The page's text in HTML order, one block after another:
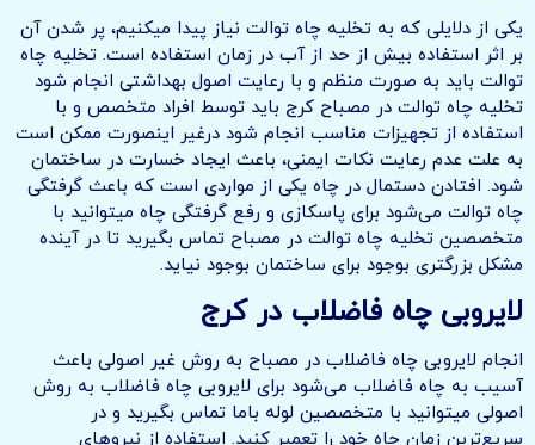
یکی از دلایلی که به تخلیه چاه توالت نیاز پیدا میکنیم، پر شدن آن
بر اثر استفاده بیش از حد از آب در زمان استفاده است. تخلیه چاه
توالت باید به صورت منظم و با رعایت اصول بهداشتی انجام شود
تخلیه چاه توالت در مصباح کرج باید توسط افراد متخصص و با
استفاده از تجهیزات مناسب انجام شود درغیر اینصورت ممکن است
به علت عدم رعایت نکات ایمنی، باعث ایجاد خسارت در ساختمان
شود. افتادن دستمال در چاه یکی از مواردی است که باعث گرفتگی
چاه توالت می‌شود برای پاسکازی و رفع گرفتگی چاه میتوانید با
متخصصین تخلیه چاه توالت در مصباح تماس بگیرید تا در آینده
مشکل بزرگتری بوجود برای ساختمان بوجود نیاید.
لایروبی چاه فاضلاب در کرج
انجام لایروبی چاه فاضلاب در مصباح به روش غیر اصولی باعث
آسیب به چاه فاضلاب می‌شود برای لایروبی چاه فاضلاب به روش
اصولی میتوانید با متخصصین لوله باما تماس بگیرید و در
سریع‌ترین زمان چاه خود را تعمیر کنید. استفاده از نیروهای